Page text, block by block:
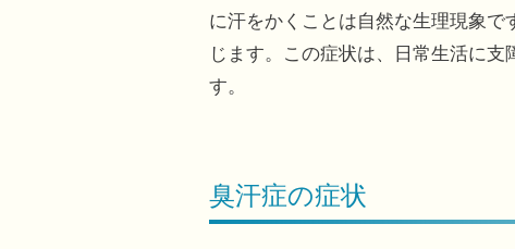
に汗をかくことは自然な生理現象
じます。この症状は、日常生活に
す。
臭汗症の症状